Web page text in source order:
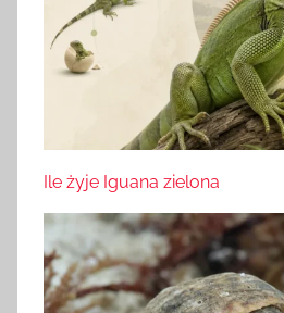
Ile żyje Iguana zielona